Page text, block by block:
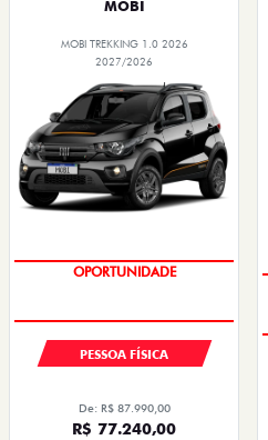
MOBI
MOBI TREKKING 1.0 2026
2027/2026
OPORTUNIDADE
PESSOA FÍSICA
De: R$ 87.990,00
R$ 77.240,00